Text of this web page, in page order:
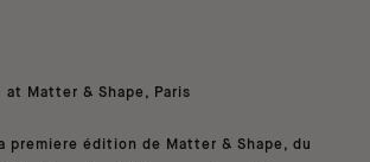
at Matter & Shape, Paris
premiere édition de Matter & Shape, du